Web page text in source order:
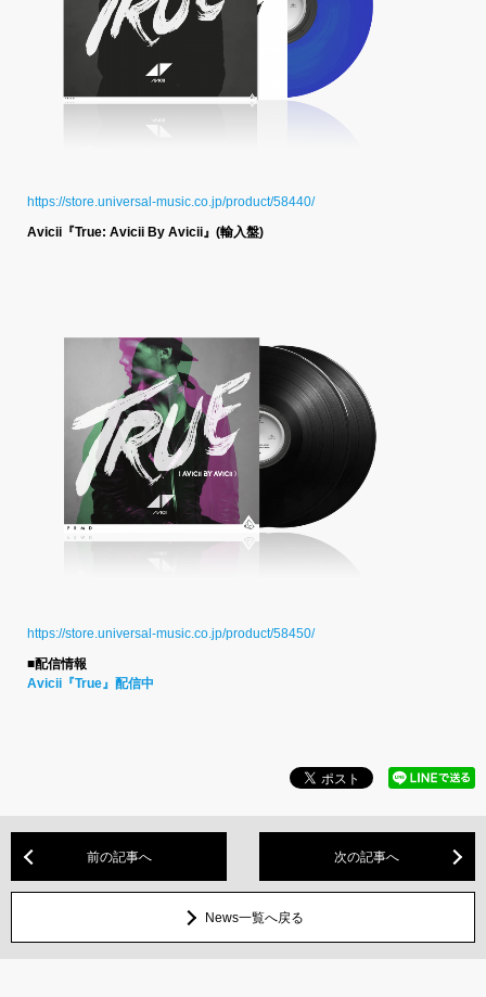
https://store.universal-music.co.jp/product/58440/
Avicii『True: Avicii By Avicii』(輸入盤)
https://store.universal-music.co.jp/product/58450/
■配信情報
Avicii『True』配信中
前の記事へ 次の記事へ
News一覧へ戻る